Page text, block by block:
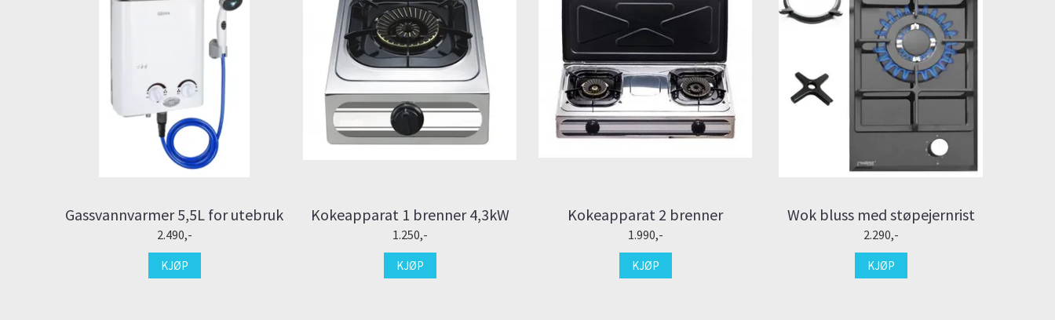
Gassvannvarmer 5,5L for utebruk
2.490,-
KJØP
Kokeapparat 1 brenner 4,3kW
1.250,-
KJØP
Kokeapparat 2 brenner
1.990,-
KJØP
Wok bluss med støpejernrist
2.290,-
KJØP